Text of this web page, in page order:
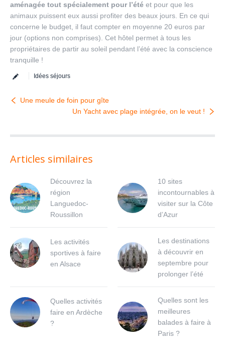
aménagée tout spécialement pour l’été et pour que les
animaux puissent eux aussi profiter des beaux jours. En ce qui
concerne le budget, il faut compter en moyenne 20 euros par
jour (options non comprises). Cet hôtel permet à tous les
propriétaires de partir au soleil pendant l’été avec la conscience
tranquille !
Idées séjours
Une meule de foin pour gîte
Un Yacht avec plage intégrée, on le veut !
Articles similaires
Découvrez la
région
Languedoc-
Roussillon
10 sites
incontournables à
visiter sur la Côte
d’Azur
Les activités
sportives à faire
en Alsace
Les destinations
à découvrir en
septembre pour
prolonger l’été
Quelles activités
faire en Ardèche
?
Quelles sont les
meilleures
balades à faire à
Paris ?